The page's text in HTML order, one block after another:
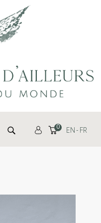
Rechercher : 0 EN FR